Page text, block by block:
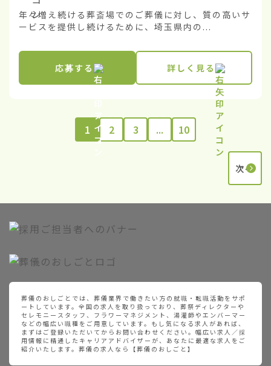
年々増え続ける葬斎場でのご葬儀に対し、質の高いサ
ービスを提供し続けるために、埼玉県内の...
応募する 詳しく見る
1 2 3 ... 10
次へ
葬儀のおしごとでは、葬儀業界で働きたい方の就職・転職活動をサポ
ートしています。全国の求人を取り扱っており、葬祭ディレクターや
セレモニースタッフ、フラワーマネジメント、湯灌師やエンバーマー
などの幅広い職種をご用意しています。もし気になる求人があれば、
まずはご登録いただいてからお問い合わせください。幅広い求人／採
用情報に精通したキャリアアドバイザーが、あなたに最適な求人をご
紹介いたします。葬儀の求人なら【葬儀のおしごと】